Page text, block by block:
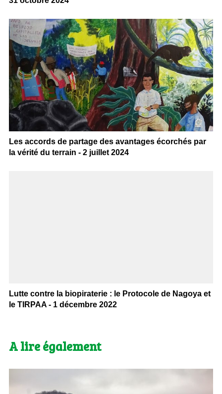
Les accords de partage des avantages écorchés par
la vérité du terrain - 2 juillet 2024
Lutte contre la biopiraterie : le Protocole de Nagoya et
le TIRPAA - 1 décembre 2022
A lire également